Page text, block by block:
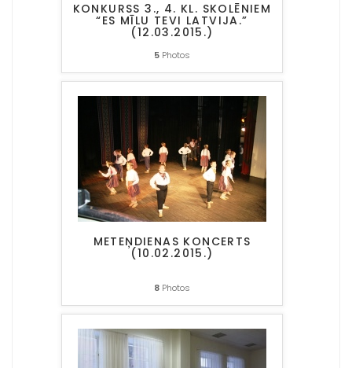
KONKURSS 3., 4. KL. SKOLĒNIEM
“ES MĪLU TEVI LATVIJA.”
(12.03.2015.)
5 Photos
METEŅDIENAS KONCERTS
(10.02.2015.)
8 Photos